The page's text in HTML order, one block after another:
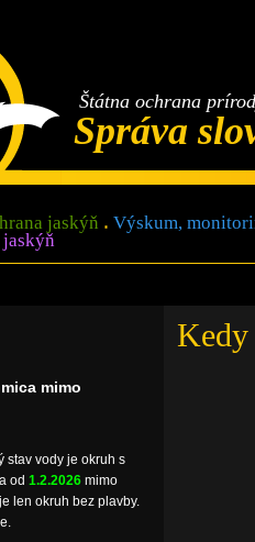
Štátna ochrana
Správa
jaskýň Výskum,
jaskýň
Kedy
mimo
stav vody je okruh s
od 1.2.2026mimo
len okruh bez plavby.